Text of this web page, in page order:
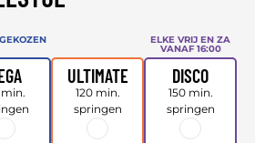
ULTIMATE
120 min.
springen
ELKE VRIJ EN ZA
VANAF 16:00
DISCO
150 min.
springen